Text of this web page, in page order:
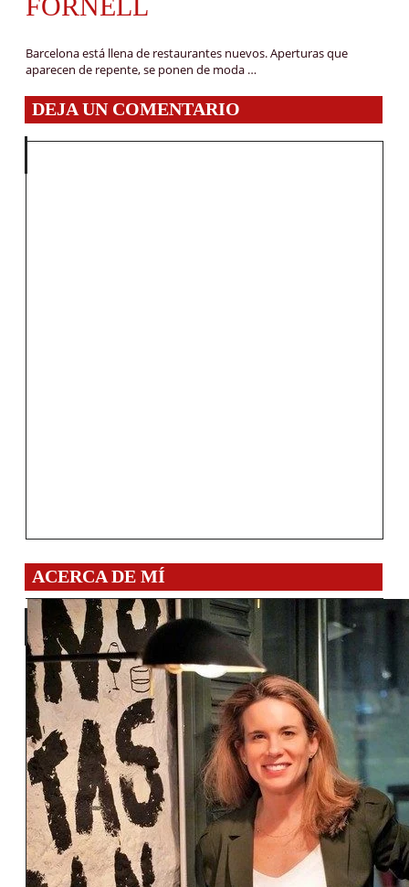
FORNELL
Barcelona está llena de restaurantes nuevos. Aperturas que
aparecen de repente, se ponen de moda …
DEJA UN COMENTARIO
ACERCA DE MÍ